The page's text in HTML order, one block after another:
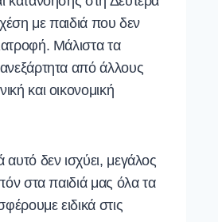
με παιδιά που δεν
Μάλιστα τα
από άλλους
και οικονομική
δεν ισχύει, μεγάλος
στα παιδιά μας όλα τα
ειδικά στις